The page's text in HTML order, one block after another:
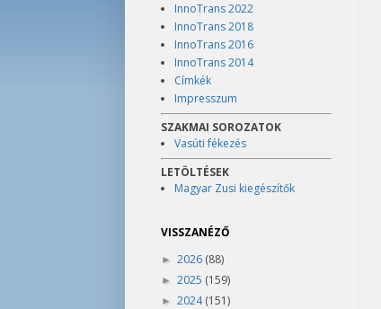
InnoTrans 2022
InnoTrans 2018
InnoTrans 2016
InnoTrans 2014
Címkék
Impresszum
SZAKMAI SOROZATOK
Vasúti fékezés
LETÖLTÉSEK
Magyar Zusi kiegészítők
VISSZANÉZŐ
► 2026 (88)
► 2025 (159)
► 2024(151)